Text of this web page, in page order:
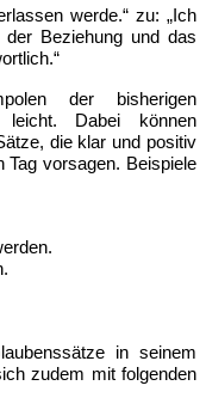
werde.“ zu: „Ich
Beziehung und das
der bisherigen
Dabei können
die klar und positiv
vorsagen. Beispiele
in seinem
zudem mit folgenden